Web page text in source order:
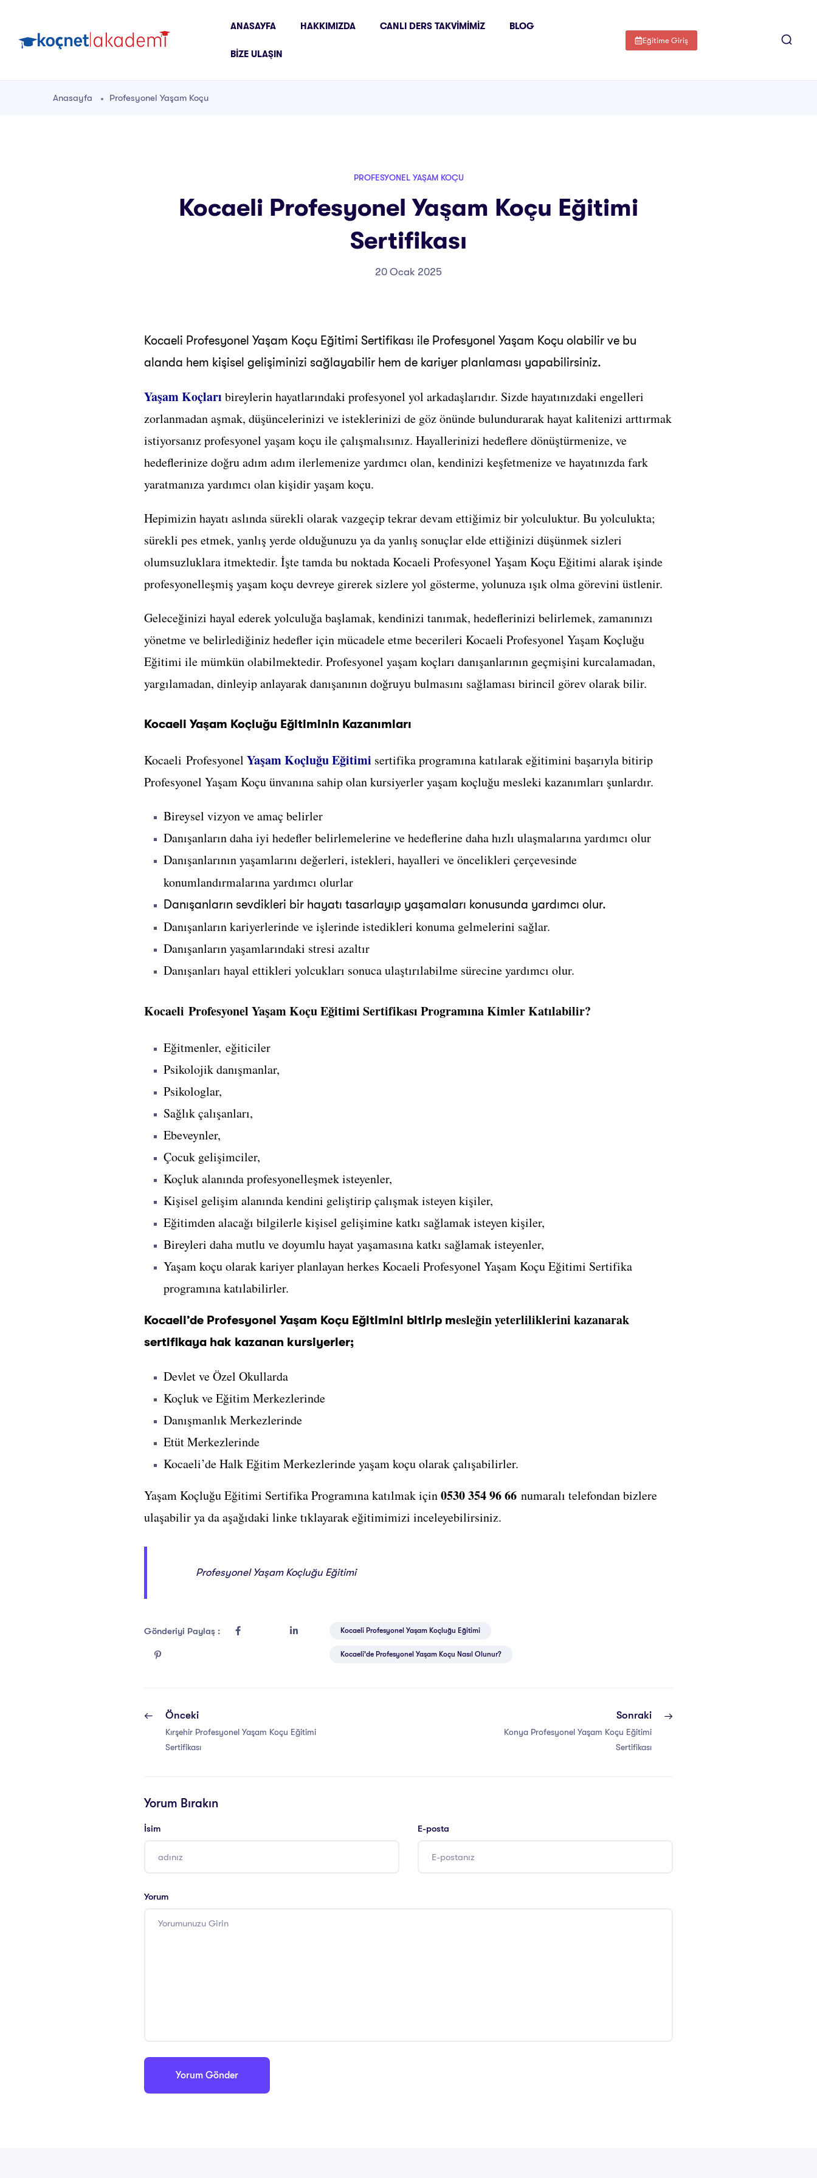
ANASAYFA HAKKIMIZDA CANLI DERS TAKVIMIMIZ BLOG
BIZE ULAŞIN
Eğitime Giriş
Anasayfa Profesyonel Yaşam Koçu
PROFESYONEL YAŞAM KOÇU
Kocaeli Profesyonel Yaşam Koçu Eğitimi
Sertifikası
20 Ocak 2025
Kocaeli Profesyonel Yaşam Koçu Eğitimi Sertifikası ile Profesyonel Yaşam Koçu olabilir ve bu
alanda hem kişisel gelişiminizi sağlayabilir hem de kariyer planlaması yapabilirsiniz.
Yaşam Koçları bireylerin hayatlarındaki profesyonel yol arkadaşlarıdır. Sizde hayatınızdaki engelleri
zorlanmadan aşmak, düşüncelerinizi ve isteklerinizi de göz önünde bulundurarak hayat kalitenizi arttırmak
istiyorsanız profesyonel yaşam koçu ile çalışmalısınız. Hayallerinizi hedeflere dönüştürmenize, ve
hedeflerinize doğru adım adım ilerlemenize yardımcı olan, kendinizi keşfetmenize ve hayatınızda fark
yaratmanıza yardımcı olan kişidir yaşam koçu.
Hepimizin hayatı aslında sürekli olarak vazgeçip tekrar devam ettiğimiz bir yolculuktur. Bu yolculukta;
sürekli pes etmek, yanlış yerde olduğunuzu ya da yanlış sonuçlar elde ettiğinizi düşünmek sizleri
olumsuzluklara itmektedir. İşte tamda bu noktada Kocaeli Profesyonel Yaşam Koçu Eğitimi alarak işinde
profesyonelleşmiş yaşam koçu devreye girerek sizlere yol gösterme, yolunuza ışık olma görevini üstlenir.
Geleceğinizi hayal ederek yolculuğa başlamak, kendinizi tanımak, hedeflerinizi belirlemek, zamanınızı
yönetme ve belirlediğiniz hedefler için mücadele etme becerileri Kocaeli Profesyonel Yaşam Koçluğu
Eğitimi ile mümkün olabilmektedir. Profesyonel yaşam koçları danışanlarının geçmişini kurcalamadan,
yargılamadan, dinleyip anlayarak danışanının doğruyu bulmasını sağlaması birincil görev olarak bilir.
Kocaeli Yaşam Koçluğu Eğitiminin Kazanımları
Kocaeli Profesyonel Yaşam Koçluğu Eğitimi sertifika programına katılarak eğitimini başarıyla bitirip
Profesyonel Yaşam Koçu ünvanına sahip olan kursiyerler yaşam koçluğu mesleki kazanımları şunlardır.
Bireysel vizyon ve amaç belirler
Danışanların daha iyi hedefler belirlemelerine ve hedeflerine daha hızlı ulaşmalarına yardımcı olur
Danışanlarının yaşamlarını değerleri, istekleri, hayalleri ve öncelikleri çerçevesinde
konumlandırmalarına yardımcı olurlar
Danışanların sevdikleri bir hayatı tasarlayıp yaşamaları konusunda yardımcı olur.
Danışanların kariyerlerinde ve işlerinde istedikleri konuma gelmelerini sağlar.
Danışanların yaşamlarındaki stresi azaltır
Danışanları hayal ettikleri yolcukları sonuca ulaştırılabilme sürecine yardımcı olur.
Kocaeli Profesyonel Yaşam Koçu Eğitimi Sertifikası Programına Kimler Katılabilir?
Eğitmenler, eğiticiler
Psikolojik danışmanlar,
Psikologlar,
Sağlık çalışanları,
Ebeveynler,
Çocuk gelişimciler,
Koçluk alanında profesyonelleşmek isteyenler,
Kişisel gelişim alanında kendini geliştirip çalışmak isteyen kişiler,
Eğitimden alacağı bilgilerle kişisel gelişimine katkı sağlamak isteyen kişiler,
Bireyleri daha mutlu ve doyumlu hayat yaşamasına katkı sağlamak isteyenler,
Yaşam koçu olarak kariyer planlayan herkes Kocaeli Profesyonel Yaşam Koçu Eğitimi Sertifika
programına katılabilirler.
Kocaeli’de Profesyonel Yaşam Koçu Eğitimini bitirip mesleğin yeterliliklerini kazanarak
sertifikaya hak kazanan kursiyerler;
Devlet ve Özel Okullarda
Koçluk ve Eğitim Merkezlerinde
Danışmanlık Merkezlerinde
Etüt Merkezlerinde
Kocaeli’de Halk Eğitim Merkezlerinde yaşam koçu olarak çalışabilirler.
Yaşam Koçluğu Eğitimi Sertifika Programına katılmak için0530 354 96 66 numaralı telefondan bizlere
ulaşabilir ya da aşağıdaki linke tıklayarak eğitimimizi inceleyebilirsiniz.
Profesyonel Yaşam Koçluğu Eğitimi
Gönderiyi Paylaş : Kocaeli Profesyonel Yaşam Koçluğu Eğitimi
Kocaeli'de Profesyonel Yaşam Koçu Nasıl Olunur?
Önceki
Kırşehir Profesyonel Yaşam Koçu Eğitimi
Sertifikası
Sonraki
Konya Profesyonel Yaşam Koçu Eğitimi
Sertifikası
Yorum Bırakın
İsim E-posta
Yorum